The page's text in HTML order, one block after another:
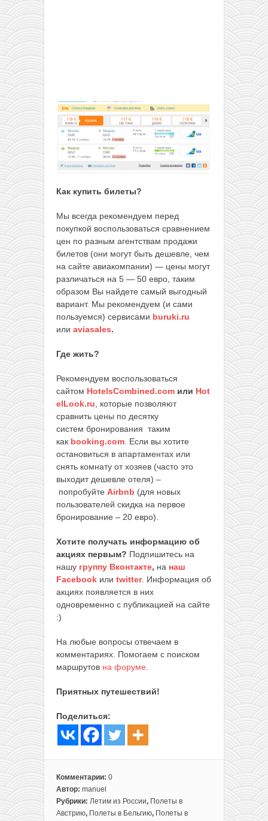
Как купить билеты?
Мы всегда рекомендуем перед
покупкой воспользоваться сравнением
цен по разным агентствам продажи
билетов (они могут быть дешевле, чем
на сайте авиакомпании) — цены могут
различаться на 5 — 50 евро, таким
образом Вы найдете самый выгодный
вариант. Мы рекомендуем (и сами
пользуемся) сервисами buruki.ru
или aviasales.
Где жить?
Рекомендуем воспользоваться
сайтом HotelsCombined.com или Hot
elLook.ru , которые позволяют
сравнить цены по десятку
систем бронирования таким
как booking.com . Если вы хотите
остановиться в апартаментах или
снять комнату от хозяев (часто это
выходит дешевле отеля) –
попробуйте Airbnb (для новых
пользователей скидка на первое
бронирование – 20 евро).
Хотите получать информацию об
акциях первым? Подпишитесь на
нашу группу Вконтакте, на наш
Facebook или twitter. Информация об
акциях появляется в них
одновременно с публикацией на сайте
:)
На любые вопросы отвечаем в
комментариях. Помогаем с поиском
маршрутов на форуме
Приятных путешествий!
Поделиться:
Комментарии: 0
Автор: manuel
Рубрики: Летим из России, Полеты в
Австрию, Полеты в Бельгию, Полеты в